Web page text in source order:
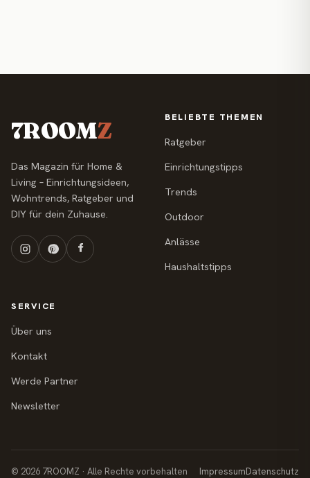
7ROOMZ
Das Magazin für Home &
Living – Einrichtungsideen,
Wohntrends, Ratgeber und
DIY für dein Zuhause.
BELIEBTE THEMEN
Ratgeber
Einrichtungstipps
Trends
Outdoor
Anlässe
Haushaltstipps
SERVICE
Über uns
Kontakt
Werde Partner
Newsletter
© 2026 7ROOMZ · Alle Rechte vorbehalten ImpressumDatenschutz